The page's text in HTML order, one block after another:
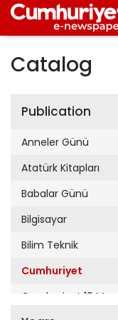
Catalog
Publication
Anneler Günü
Atatürk Kitapları
Babalar Günü
Bilgisayar
Bilim Teknik
Cumhuriyet
Cumhuriyet 19 Mayıs